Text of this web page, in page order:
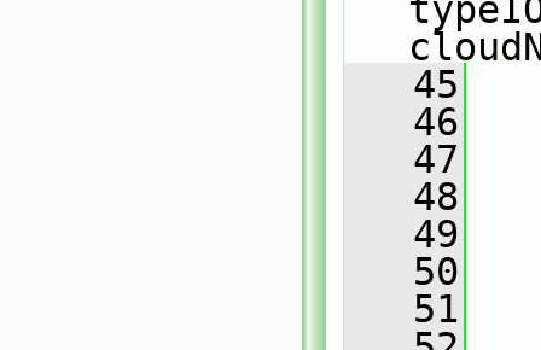
   45
   46
   47
   48
   49
   50
   51